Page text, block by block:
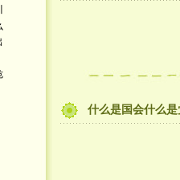
什么是国会什么